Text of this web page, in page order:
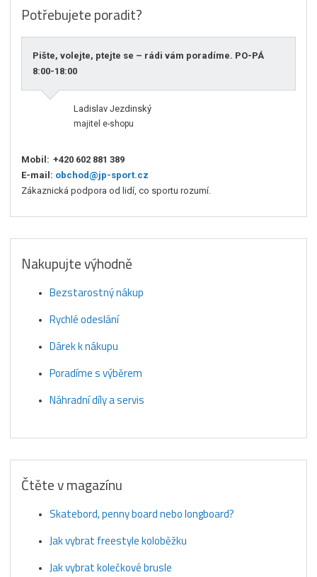
Potřebujete poradit?
Pište, volejte, ptejte se – rádi vám poradíme. PO-PÁ
8:00-18:00
Ladislav Jezdinský
majitel e-shopu
Mobil: +420 602 881 389
E-mail: obchod@jp-sport.cz
Zákaznická podpora od lidí, co sportu rozumí.
Nakupujte výhodně
Bezstarostný nákup
Rychlé odeslání
Dárek k nákupu
Poradíme s výběrem
Náhradní díly a servis
Čtěte v magazínu
Skatebord, penny board nebo longboard?
Jak vybrat freestyle koloběžku
Jak vybrat kolečkové brusle